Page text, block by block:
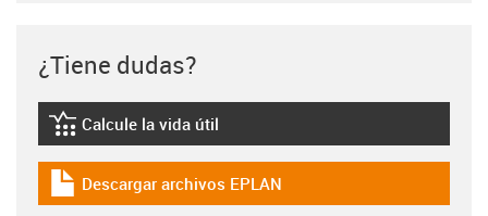
¿Tiene dudas?
igus-icon-lebensdauerrechner
Calcule la vida útil
igus-icon-download-plan
Descargar archivos EPLAN